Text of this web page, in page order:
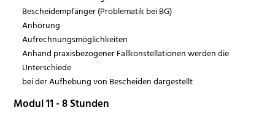
Bescheidempfänger (Problematik bei BG)
Anhörung
Aufrechnungsmöglichkeiten
Anhand praxisbezogener Fallkonstellationen werden die
Unterschiede
bei der Aufhebung von Bescheiden dargestellt
Modul 11 - 8 Stunden